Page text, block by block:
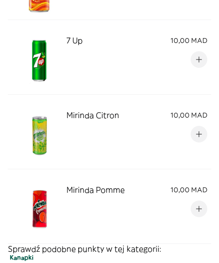
7 Up 10,00 MAD
Mirinda Citron 10,00 MAD
Mirinda Pomme 10,00 MAD
Sprawdź podobne punkty w tej kategorii:
Kanapki